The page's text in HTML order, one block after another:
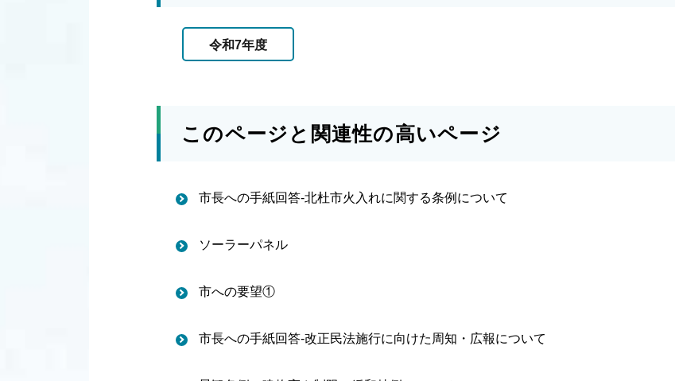
令和7年度
このページと関連性の高いページ
市長への手紙回答-北杜市火入れに関する条例について
ソーラーパネル
市への要望①
市長への手紙回答-改正民法施行に向けた周知・広報について